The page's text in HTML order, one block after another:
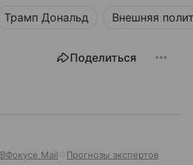
Трамп Дональд Внешняя
Поделиться
ВФокусе Mail Прогнозы экспертов